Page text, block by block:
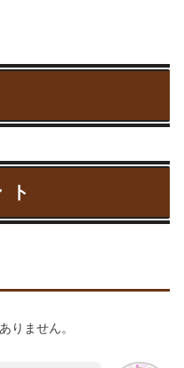
ト
りません。